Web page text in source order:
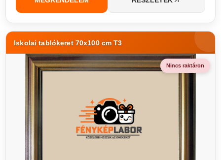
Iskolai tablókeret 70x100 cm T3
Nincs raktáron